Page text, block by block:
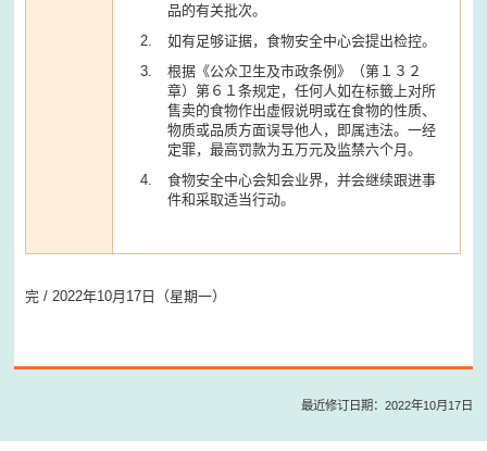
品的有关批次。
如有足够证据，食物安全中心会提出检控。
根据《公众卫生及市政条例》（第１３２
章）第６１条规定，任何人如在标籤上对所
售卖的食物作出虚假说明或在食物的性质、
物质或品质方面误导他人，即属违法。一经
定罪，最高罚款为五万元及监禁六个月。
食物安全中心会知会业界，并会继续跟进事
件和采取适当行动。
完 / 2022年10月17日（星期一）
最近修订日期：2022年10月17日